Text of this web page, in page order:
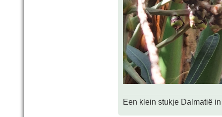
Een klein stukje Dalmatië